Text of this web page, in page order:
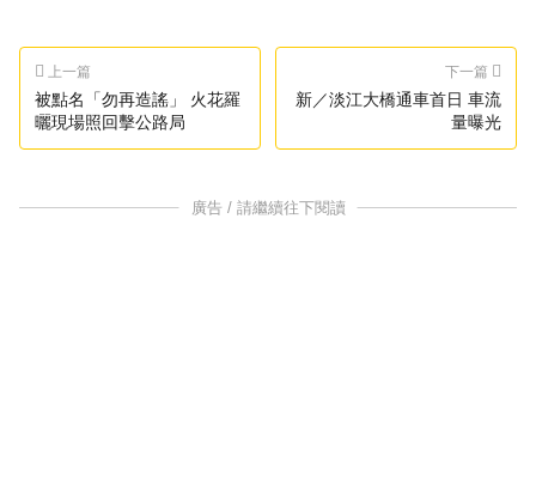
上一篇
被點名「勿再造謠」 火花羅
曬現場照回擊公路局
下一篇
新／淡江大橋通車首日 車流
量曝光
廣告 / 請繼續往下閱讀